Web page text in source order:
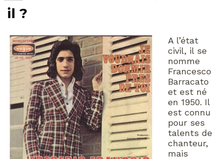
il ?
A l’état
civil, il se
nomme
Francesco
Barracato
et est né
en 1950. Il
est connu
pour ses
talents de
chanteur,
mais